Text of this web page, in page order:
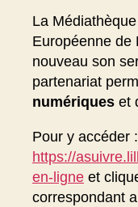
La
Européenne de
nouveau son
partenariat
numériques et
Pour y accéder :
https://
en-ligne et
correspondant